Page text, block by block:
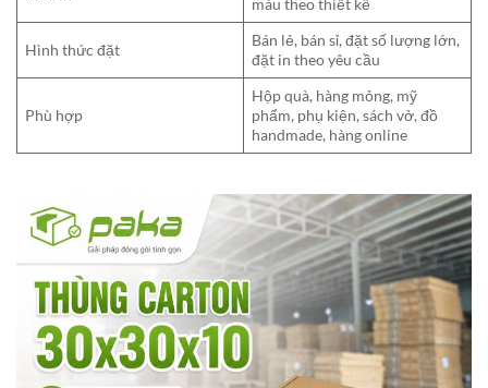
màu theo thiết kế
Hình thức đặt
Bán lẻ, bán sỉ, đặt số lượng lớn,
đặt in theo yêu cầu
Phù hợp
Hộp quà, hàng mỏng, mỹ
phẩm, phụ kiện, sách vở, đồ
handmade, hàng online